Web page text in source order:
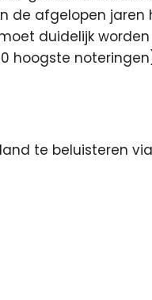
de afgelopen jaren
duidelijk
hoogste
te beluisteren